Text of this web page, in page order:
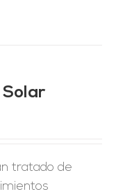
Solar
tratado de